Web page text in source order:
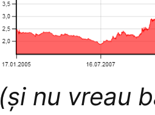
(și nu vreau